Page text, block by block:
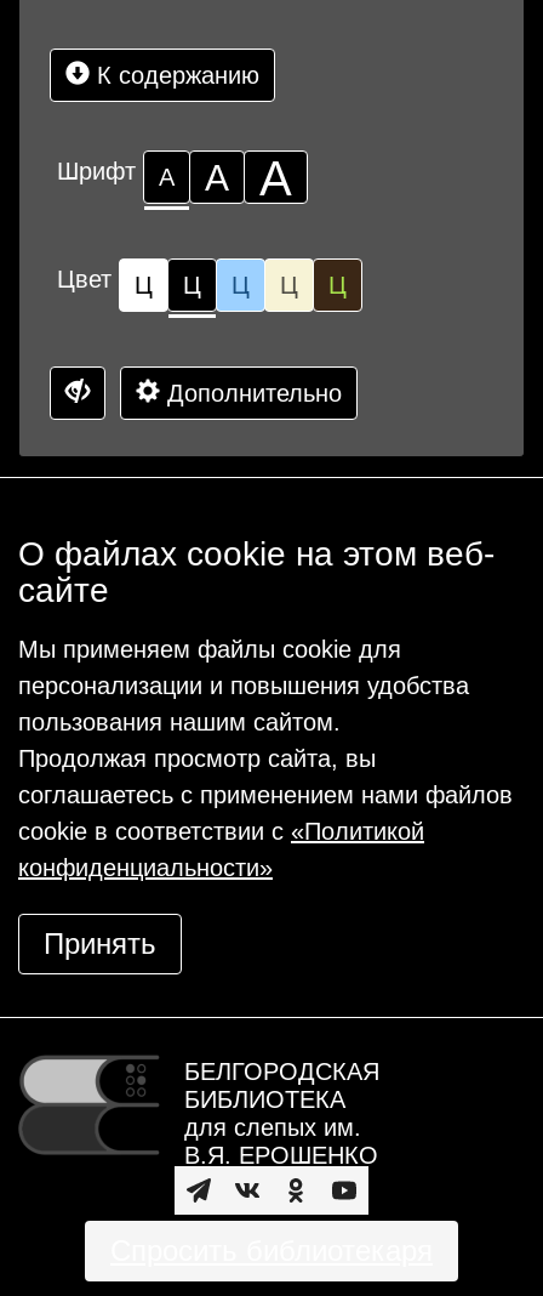
К содержанию
Шрифт А А А
Цвет Ц Ц Ц Ц Ц
Дополнительно
О файлах cookie на этом веб-
сайте
Мы применяем файлы cookie для
персонализации и повышения удобства
пользования нашим сайтом.
Продолжая просмотр сайта, вы
соглашаетесь с применением нами файлов
cookie в соответствии с «Политикой
конфиденциальности»
Принять
БЕЛГОРОДСКАЯ
БИБЛИОТЕКА
для слепых им.
В.Я. ЕРОШЕНКО